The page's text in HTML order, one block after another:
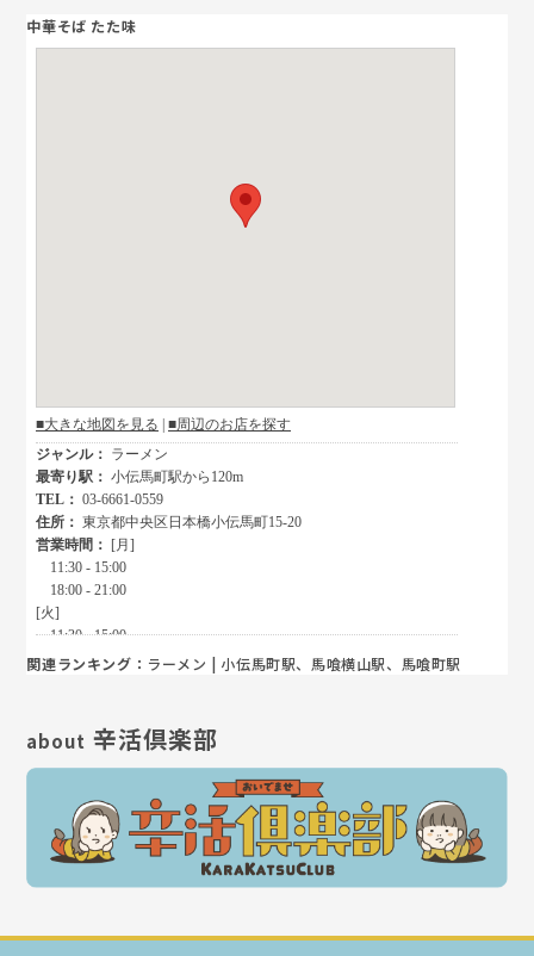
中華そば たた味
関連ランキング： ラーメン | 小伝馬町駅、 馬喰横山駅、 馬喰町駅
about 辛活倶楽部